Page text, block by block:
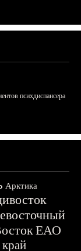
психдиспансера
Арктика
ЕАО